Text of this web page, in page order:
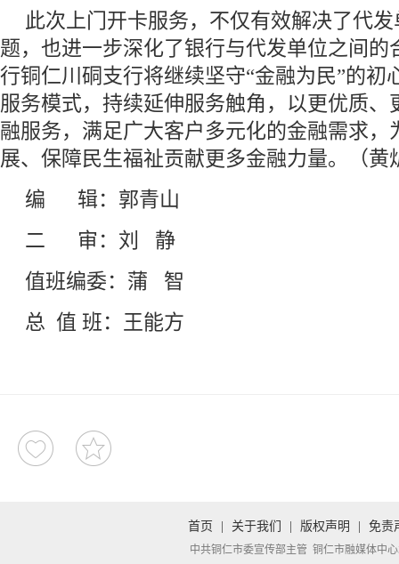
此次上门开卡服务，不仅有效解决了代
题，也进一步深化了银行与代发单位之间的
行铜仁川硐支行将继续坚守“金融为民”的初
服务模式，持续延伸服务触角，以更优质、
融服务，满足广大客户多元化的金融需求，
展、保障民生福祉贡献更多金融力量。（黄
编 辑：郭青山
二 审：刘 静
值班编委：蒲 智
总 值 班：王能方
首页 关于我们 版权声明 免责
中共铜仁市委宣传部主管 铜仁市融媒体中心